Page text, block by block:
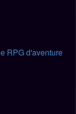
RPG d'aventure